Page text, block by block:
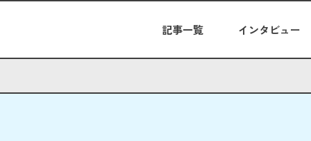
記事一覧 インタビュー